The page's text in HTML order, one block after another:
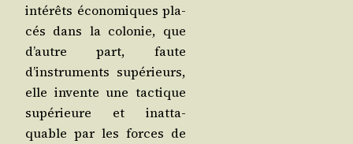
inté­rêts éco­no­miques pla­
cés dans la colo­nie, que
d’autre part, faute
d’instruments supé­rieurs,
elle invente une tac­tique
supé­rieure et inat­ta­
quable par les forces de